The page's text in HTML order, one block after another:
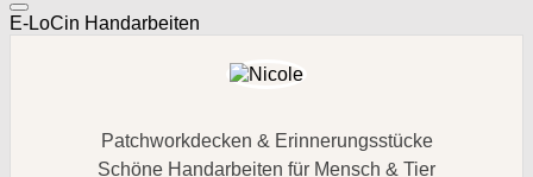
E-LoCin Handarbeiten
Patchworkdecken & Erinnerungsstücke
Schöne Handarbeiten für Mensch & Tier